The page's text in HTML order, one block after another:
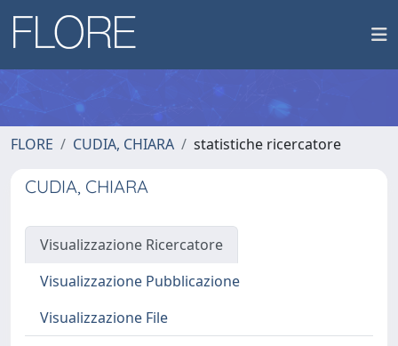
FLORE CUDIA, CHIARA statistiche ricercatore
CUDIA, CHIARA
Visualizzazione Ricercatore
Visualizzazione Pubblicazione
Visualizzazione File